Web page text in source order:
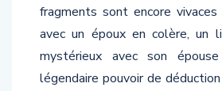
fragments sont encore
avec un époux en colère, un
mystérieux avec son
légendaire pouvoir de